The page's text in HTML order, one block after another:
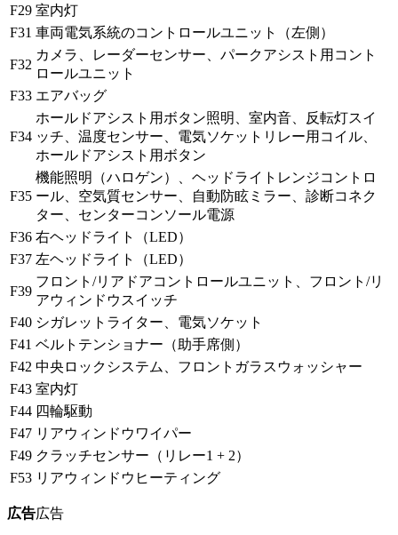
F29 室内灯
F31 車両電気系統のコントロールユニット（左側）
F32
カメラ、レーダーセンサー、パークアシスト用コント
ロールユニット
F33 エアバッグ
F34
ホールドアシスト用ボタン照明、室内音、反転灯スイ
ッチ、温度センサー、電気ソケットリレー用コイル、
ホールドアシスト用ボタン
F35
機能照明（ハロゲン）、ヘッドライトレンジコントロ
ール、空気質センサー、自動防眩ミラー、診断コネク
ター、センターコンソール電源
F36 右ヘッドライト（LED）
F37 左ヘッドライト（LED）
F39
フロント/リアドアコントロールユニット、フロント/リ
アウィンドウスイッチ
F40 シガレットライター、電気ソケット
F41 ベルトテンショナー（助手席側）
F42 中央ロックシステム、フロントガラスウォッシャー
F43 室内灯
F44 四輪駆動
F47 リアウィンドウワイパー
F49 クラッチセンサー（リレー1​​ + 2）
F53 リアウィンドウヒーティング
広告広告